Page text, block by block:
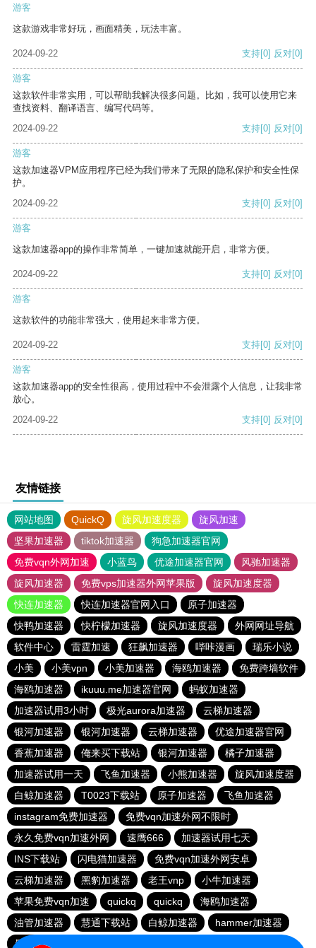
游客
这款游戏非常好玩，画面精美，玩法丰富。
2024-09-22 支持[0] 反对[0]
游客
这款软件非常实用，可以帮助我解决很多问题。比如，我可以使用它来
查找资料、翻译语言、编写代码等。
2024-09-22
支持[0] 反对[0]
游客
这款加速器VPM应用程序已经为我们带来了无限的隐私保护和安全性保
护。
2024-09-22
支持[0] 反对[0]
游客
这款加速器app的操作非常简单，一键加速就能开启，非常方便。
2024-09-22 支持[0] 反对[0]
游客
这款软件的功能非常强大，使用起来非常方便。
2024-09-22 支持[0] 反对[0]
游客
这款加速器app的安全性很高，使用过程中不会泄露个人信息，让我非常
放心。
2024-09-22
支持[0] 反对[0]
友情链接
网站地图 QuickQ 旋风加速度器
旋风加速
坚果加速器
tiktok加速器
狗急加速器官网
免费vqn外网加速
小蓝鸟 优途加速器官网
风驰加速器
旋风加速器
免费vps加速器外网苹果版
旋风加速度器
快连加速器
快连加速器官网入口
原子加速器
快鸭加速器
快柠檬加速器 旋风加速度器
外网网址导航
软件中心
雷霆加速 狂飙加速器 哔咔漫画
瑞乐小说
小美
小美vpn 小美加速器 海鸥加速器
免费跨墙软件
海鸥加速器
ikuuu.me加速器官网
蚂蚁加速器
加速器试用3小时
极光aurora加速器
云梯加速器
银河加速器
银河加速器 云梯加速器
优途加速器官网
香蕉加速器
俺来买下载站 银河加速器
橘子加速器
加速器试用一天
飞鱼加速器 小熊加速器
旋风加速度器
白鲸加速器
T0023下载站 原子加速器
飞鱼加速器
instagram免费加速器
免费vqn加速外网不限时
永久免费vqn加速外网
速鹰666
加速器试用七天
INS下载站
闪电猫加速器
免费vqn加速外网安卓
云梯加速器
黑豹加速器 老王vnp
小牛加速器
苹果免费vqn加速
quickq quickq
海鸥加速器
油管加速器
慧通下载站 白鲸加速器
hammer加速器
暴雪加速器vp